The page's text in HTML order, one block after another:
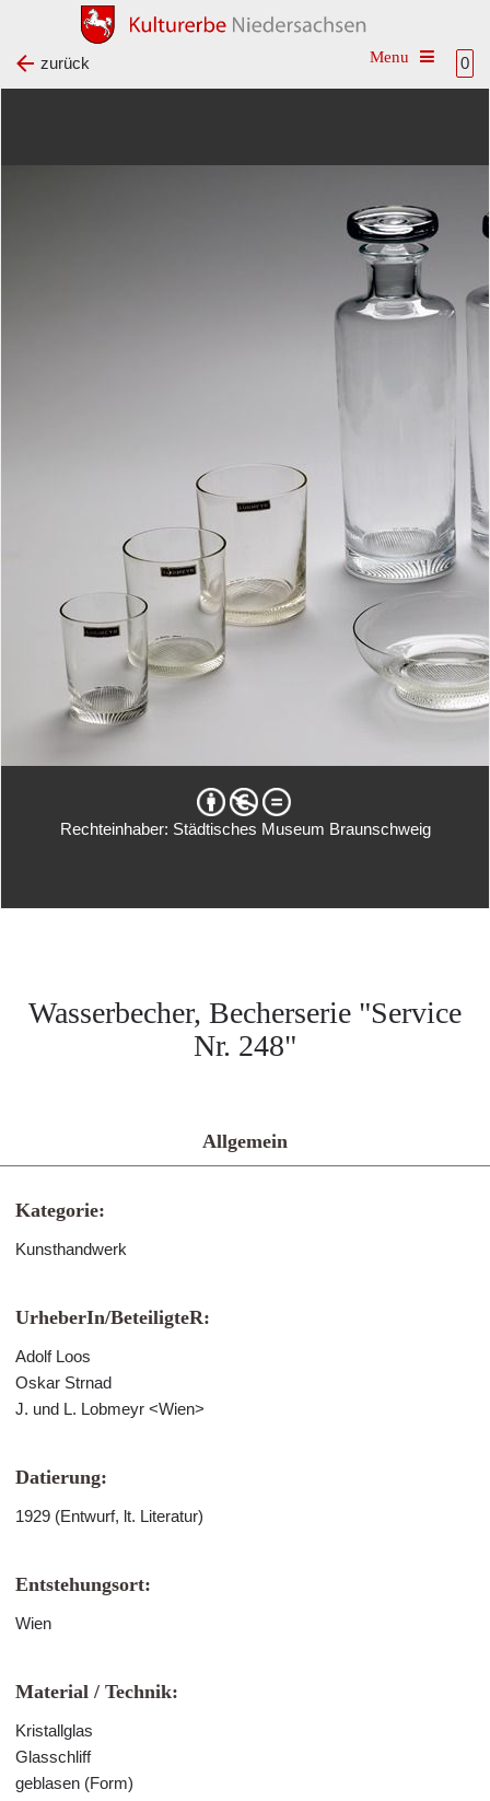
0
Toggle
zurück
Rechteinhaber: Städtisches Museum Braunschweig
Wasserbecher, Becherserie "Service
Nr. 248"
Allgemein
Kategorie:
Kunsthandwerk
UrheberIn/BeteiligteR:
Adolf Loos
Oskar Strnad
J. und L. Lobmeyr <Wien>
Datierung:
1929 (Entwurf, lt. Literatur)
Entstehungsort:
Wien
Material / Technik:
Kristallglas
Glasschliff
geblasen (Form)